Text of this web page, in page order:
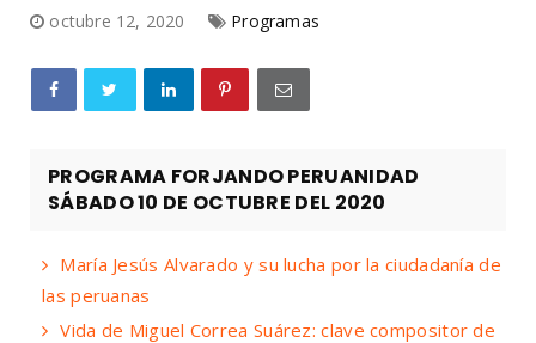
octubre 12, 2020 Programas
PROGRAMA FORJANDO PERUANIDAD
SÁBADO 10 DE OCTUBRE DEL 2020
María Jesús Alvarado y su lucha por la ciudadanía de
las peruanas
Vida de Miguel Correa Suárez: clave compositor de